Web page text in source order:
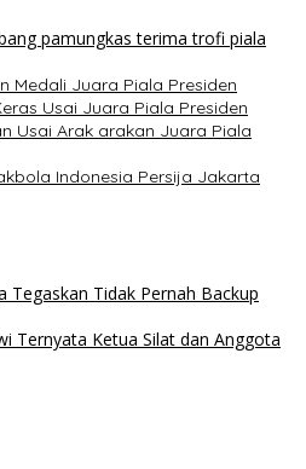
Medali Juara Piala Presiden
Usai Juara Piala Presiden
Usai Arak arakan Juara Piala
Indonesia Persija Jakarta
Tegaskan Tidak Pernah Backup
Ternyata Ketua Silat dan Anggota